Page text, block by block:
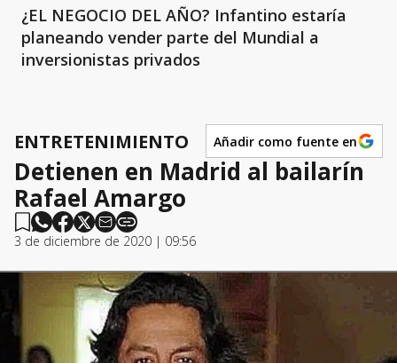
¿EL NEGOCIO DEL AÑO? Infantino estaría
planeando vender parte del Mundial a
inversionistas privados
ENTRETENIMIENTO Añadir como fuente en
Detienen en Madrid al bailarín
Rafael Amargo
3 de diciembre de 2020 | 09:56